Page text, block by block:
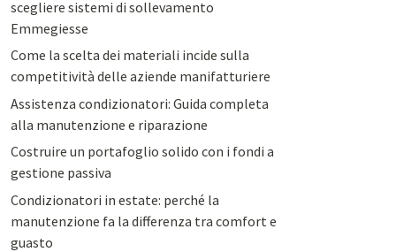
scegliere sistemi di sollevamento
Emmegiesse
Come la scelta dei materiali incide sulla
competitività delle aziende manifatturiere
Assistenza condizionatori: Guida completa
alla manutenzione e riparazione
Costruire un portafoglio solido con i fondi a
gestione passiva
Condizionatori in estate: perché la
manutenzione fa la differenza tra comfort e
guasto